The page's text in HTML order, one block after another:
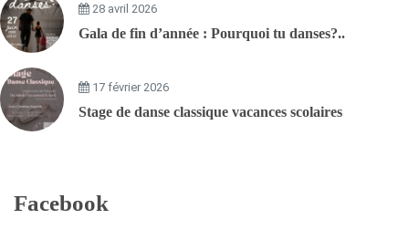
28 avril 2026
Gala de fin d’année : Pourquoi tu danses?..
17 février 2026
Stage de danse classique vacances scolaires
Facebook